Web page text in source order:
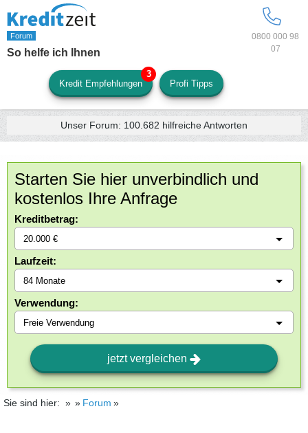
0800 000 98
07
So helfe ich Ihnen
Kredit Empfehlungen Profi Tipps
Unser Forum: 100.682 hilfreiche Antworten
Starten Sie hier unverbindlich und
kostenlos Ihre Anfrage
Kreditbetrag:
Laufzeit:
Verwendung:
jetzt vergleichen
Sie sind hier: Forum